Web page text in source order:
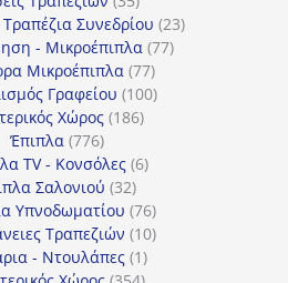
προϊόντα
Συνεδρίου 2323
- Μικροέπιπλα 7777
Μικροέπιπλα 7777
προϊόντα
Γραφείου 100100
Χώρος 186186
Έπιπλα 776776
προϊόντα
TV - Κονσόλες 66
Σαλονιού 3232
προϊόντα
Υπνοδωματίου 7676
προϊόντα
Τραπεζιών 1010
- Ντουλάπες 11
προϊόν
354